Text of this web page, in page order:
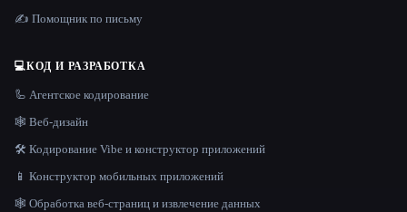
✍️ Помощник по письму
💻КОД И РАЗРАБОТКА
🦾 Агентское кодирование
🕸 Веб-дизайн
🛠️ Кодирование Vibe и конструктор приложений
📱 Конструктор мобильных приложений
🕸️ Обработка веб-страниц и извлечение данных